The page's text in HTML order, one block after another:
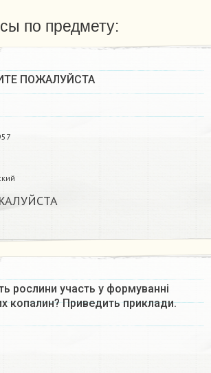
по предмету:
ПОЖАЛУЙСТА
рослини участь у формуванні
копалин? Приведить приклади.